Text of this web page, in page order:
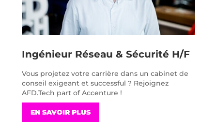
Ingénieur Réseau & Sécurité H/F
Vous projetez votre carrière dans un cabinet de
conseil exigeant et successful ? Rejoignez
AFD.Tech part of Accenture !
EN SAVOIR PLUS